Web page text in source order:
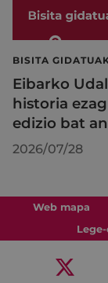
BISITA
Eibarko
historia
edizio bat
2026/07/28
Web mapa